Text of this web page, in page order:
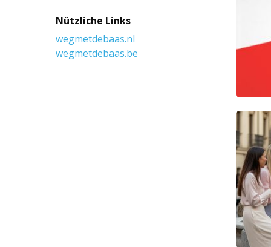
Nützliche Links
wegmetdebaas.nl
wegmetdebaas.be